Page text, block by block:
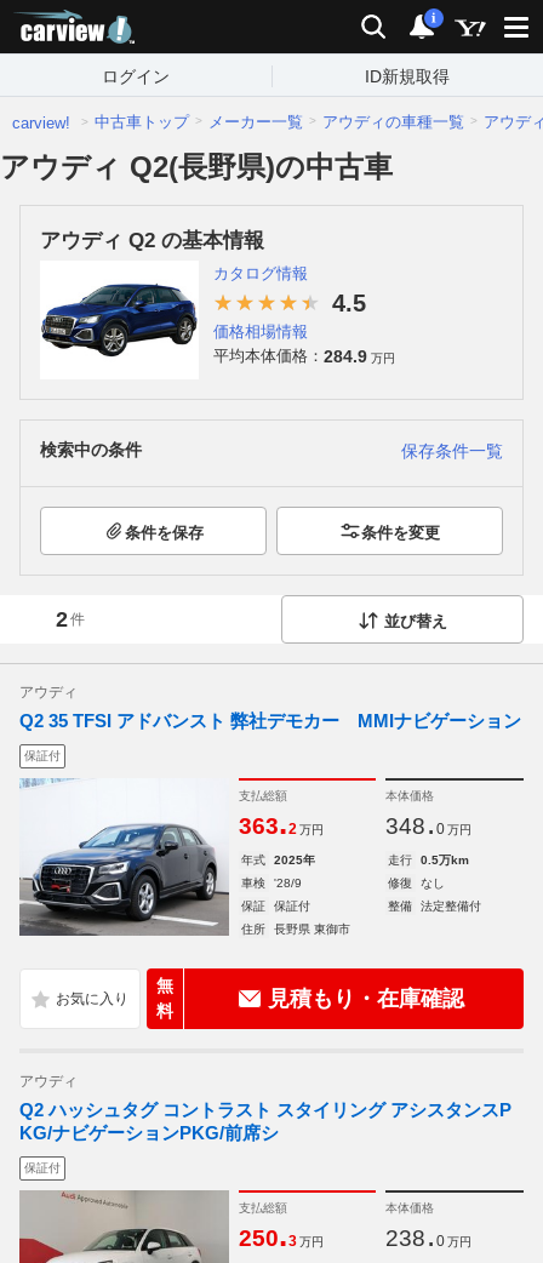
検索 通知
i
ログイン ID新規取得
carview! 中古車トップ メーカー一覧 アウディの車種一覧 アウデ
アウディ Q2(長野県)の中古車
アウディ Q2 の基本情報
カタログ情報
4.5
価格相場情報
平均本体価格： 284.9 万円
検索中の条件 保存条件一覧
条件を保存 条件を変更
2件 並び替え
アウディ
Q2 35 TFSI アドバンスト 弊社デモカー MMIナビゲーション
保証付
支払総額
363.2 万円
本体価格
348. 0 万円
年式 2025年 走行
0.5万km
車検
'28/9 修復
なし
保証
保証付 整備
法定整備付
住所
長野県 東御市
無
料
見積もり・在庫確認
アウディ
Q2 ハッシュタグ コントラスト スタイリング アシスタンスP
KG/ナビゲーションPKG/前席シ
保証付
支払総額
250.3 万円
本体価格
238. 0 万円